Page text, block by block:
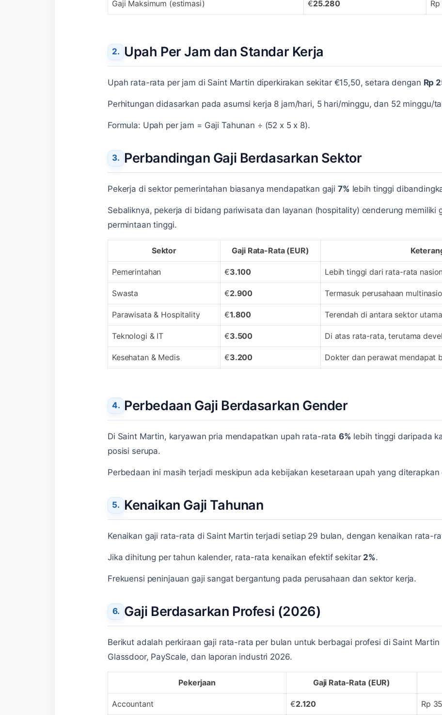
Gaji Maksimum (estimasi) €25.280
Upah Per Jam dan Standar Kerja
Upah rata-rata per jam di Saint Martin diperkirakan sekitar €15,50, setara dengan Rp
Perhitungan didasarkan pada asumsi kerja 8 jam/hari, 5 hari/minggu, dan 52 minggu/
Formula: Upah per jam = Gaji Tahunan ÷ (52 x 5 x 8).
Perbandingan Gaji Berdasarkan Sektor
Pekerja di sektor pemerintahan biasanya mendapatkan gaji7% lebih tinggi
Sebaliknya, pekerja di bidang pariwisata dan layanan (hospitality) cenderung memiliki
permintaan tinggi.
Sektor Gaji Rata-Rata (EUR)
Pemerintahan €3.100 Lebih tinggi dari rata-rata
Swasta €2.900 Termasuk perusahaan
Parawisata & Hospitality €1.800 Terendah di antara sektor utama
Teknologi & IT €3.500 Di atas rata-rata, terutama
Kesehatan & Medis €3.200 Dokter dan perawat mendapat
Perbedaan Gaji Berdasarkan Gender
Di Saint Martin, karyawan pria mendapatkan upah rata-rata 6% lebih tinggi daripada
posisi serupa.
Perbedaan ini masih terjadi meskipun ada kebijakan kesetaraan upah yang
Kenaikan Gaji Tahunan
Kenaikan gaji rata-rata di Saint Martin terjadi setiap 29 bulan, dengan kenaikan rata-
Jika dihitung per tahun kalender, rata-rata kenaikan efektif sekitar 2%.
Frekuensi peninjauan gaji sangat bergantung pada perusahaan dan sektor kerja.
Gaji Berdasarkan Profesi (2026)
Berikut adalah perkiraan gaji rata-rata per bulan untuk berbagai profesi di Saint
Glassdoor, PayScale, dan laporan industri 2026.
Pekerjaan Gaji Rata-Rata (EUR)
Accountant €2.120 Rp